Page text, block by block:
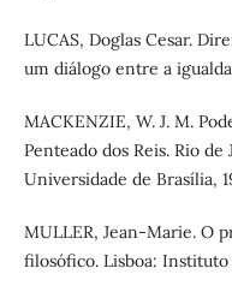
LUCAS, Doglas Cesar.
um diálogo entre a
MACKENZIE, W. J. M.
Penteado dos Reis. Rio
Universidade de Brasília,
MULLER, Jean-Marie. O
filosófico. Lisboa: Instituto